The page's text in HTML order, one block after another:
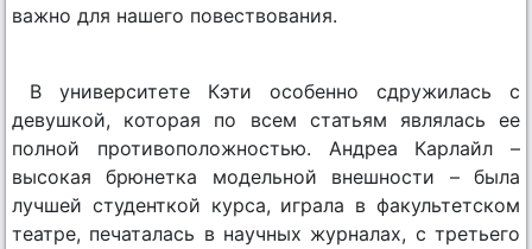
важно для нашего повествования.
В университете Кэти особенно сдружилась с
девушкой, которая по всем статьям являлась ее
полной противоположностью. Андреа Карлайл –
высокая брюнетка модельной внешности – была
лучшей студенткой курса, играла в факультетском
театре, печаталась в научных журналах, с третьего